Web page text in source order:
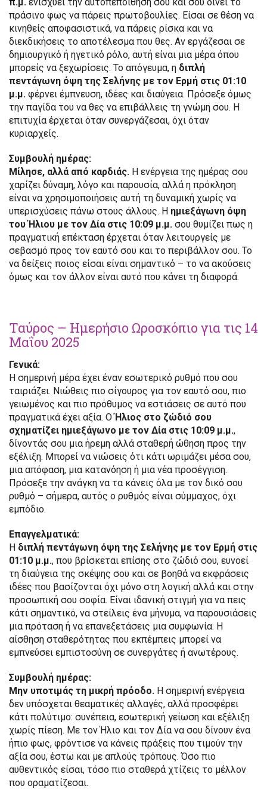
πράσινο φως να πάρεις πρωτοβουλίες. Είσαι σε θέση να
κινηθείς αποφασιστικά, να πάρεις ρίσκα και να
διεκδικήσεις το αποτέλεσμα που θες. Αν εργάζεσαι σε
δημιουργικό ή ηγετικό ρόλο, αυτή είναι μια μέρα όπου
μπορείς να ξεχωρίσεις. Το απόγευμα, η διπλή
πεντάγωνη όψη της Σελήνης με τον Ερμή στις 01:10
μ.μ. φέρνει έμπνευση, ιδέες και διαύγεια. Πρόσεξε όμως
την παγίδα του να θες να επιβάλλεις τη γνώμη σου. Η
επιτυχία έρχεται όταν συνεργάζεσαι, όχι όταν
κυριαρχείς.
Συμβουλή ημέρας:
Μίλησε, αλλά από καρδιάς. Η ενέργεια της ημέρας σου
χαρίζει δύναμη, λόγο και παρουσία, αλλά η πρόκληση
είναι να χρησιμοποιήσεις αυτή τη δυναμική χωρίς να
υπερισχύσεις πάνω στους άλλους. Η ημιεξάγωνη όψη
του Ήλιου με τον Δία στις 10:09 μ.μ. σου θυμίζει πως η
πραγματική επέκταση έρχεται όταν λειτουργείς με
σεβασμό προς τον εαυτό σου και το περιβάλλον σου. Το
να δείξεις ποιος είσαι είναι σημαντικό – το να ακούσεις
όμως και τον άλλον είναι αυτό που κάνει τη διαφορά.
Ταύρος – Ημερήσιο Ωροσκόπιο για τις 14
Μαΐου 2025
Γενικά:
Η σημερινή μέρα έχει έναν εσωτερικό ρυθμό που σου
ταιριάζει. Νιώθεις πιο σίγουρος για τον εαυτό σου, πιο
γειωμένος και πιο πρόθυμος να εστιάσεις σε αυτό που
πραγματικά έχει αξία. ΟΉλιος στο ζώδιό σου
σχηματίζει ημιεξάγωνο με τον Δία στις 10:09 μ.μ.,
δίνοντάς σου μια ήρεμη αλλά σταθερή ώθηση προς την
εξέλιξη. Μπορεί να νιώσεις ότι κάτι ωριμάζει μέσα σου,
μια απόφαση, μια κατανόηση ή μια νέα προσέγγιση.
Πρόσεξε την ανάγκη να τα κάνεις όλα με τον δικό σου
ρυθμό – σήμερα, αυτός ο ρυθμός είναι σύμμαχος, όχι
εμπόδιο.
Επαγγελματικά:
Η διπλή πεντάγωνη όψη της Σελήνης με τον Ερμή στις
01:10 μ.μ., που βρίσκεται επίσης στο ζώδιό σου, ευνοεί
τη διαύγεια της σκέψης σου και σε βοηθά να εκφράσεις
ιδέες που βασίζονται όχι μόνο στη λογική αλλά και στην
προσωπική σου σοφία. Είναι ιδανική στιγμή για να πεις
κάτι σημαντικό, να στείλεις ένα μήνυμα, να παρουσιάσεις
μια πρόταση ή να επανεξετάσεις μια συμφωνία. Η
αίσθηση σταθερότητας που εκπέμπεις μπορεί να
εμπνεύσει εμπιστοσύνη σε συνεργάτες ή ανωτέρους.
Συμβουλή ημέρας:
Μην υποτιμάς τη μικρή πρόοδο. Η σημερινή ενέργεια
δεν υπόσχεται θεαματικές αλλαγές, αλλά προσφέρει
κάτι πολύτιμο: συνέπεια, εσωτερική γείωση και εξέλιξη
χωρίς πίεση. Με τον Ήλιο και τον Δία να σου δίνουν ένα
ήπιο φως, φρόντισε να κάνεις πράξεις που τιμούν την
αξία σου, έστω και με απλούς τρόπους. Όσο πιο
αυθεντικός είσαι, τόσο πιο σταθερά χτίζεις το μέλλον
που οραματίζεσαι.